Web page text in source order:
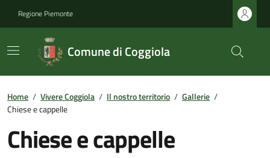
Regione Piemonte
Comune di Coggiola
Home / Vivere Coggiola / Il nostro territorio / Gallerie /
Chiese e cappelle
Chiese e cappelle